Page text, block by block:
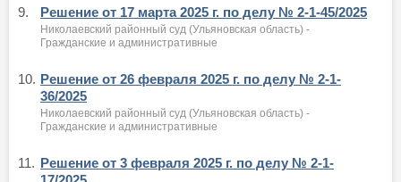
9. Решение от 17 марта 2025 г. по делу № 2-1-45/2025
Николаевский районный суд (Ульяновская область) -
Гражданские и административные
10. Решение от 26 февраля 2025 г. по делу № 2-1-
36/2025
Николаевский районный суд (Ульяновская область) -
Гражданские и административные
11. Решение от 3 февраля 2025 г. по делу № 2-1-